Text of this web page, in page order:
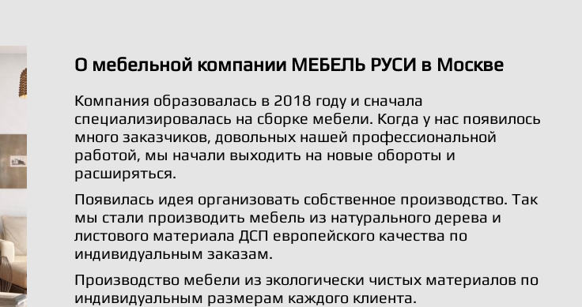
О мебельной компании МЕБЕЛЬ РУСИ в Москве
Компания образовалась в 2018 году и сначала
специализировалась на сборке мебели. Когда у нас появилось
много заказчиков, довольных нашей профессиональной
работой, мы начали выходить на новые обороты и
расширяться.
Появилась идея организовать собственное производство. Так
мы стали производить мебель из натурального дерева и
листового материала ДСП европейского качества по
индивидуальным заказам.
Производство мебели из экологически чистых материалов по
индивидуальным размерам каждого клиента.